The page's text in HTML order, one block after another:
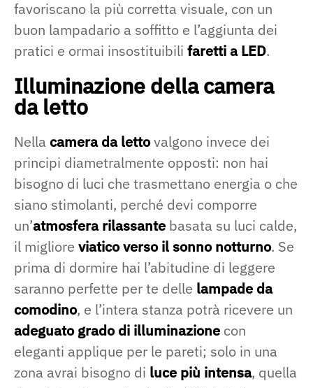
favoriscano la più corretta visuale, con un
buon lampadario a soffitto e l’aggiunta dei
pratici e ormai insostituibili faretti a LED.
Illuminazione della camera
da letto
Nella camera da lettovalgono invece dei
principi diametralmente opposti: non hai
bisogno di luci che trasmettano energia o che
siano stimolanti, perché devi comporre
un’atmosfera rilassante basata su luci calde,
il migliore viatico verso il sonno notturno. Se
prima di dormire hai l’abitudine di leggere
saranno perfette per te delle lampade da
comodino, e l’intera stanza potrà ricevere un
adeguato grado di illuminazione con
eleganti applique per le pareti; solo in una
zona avrai bisogno di luce più intensa, quella